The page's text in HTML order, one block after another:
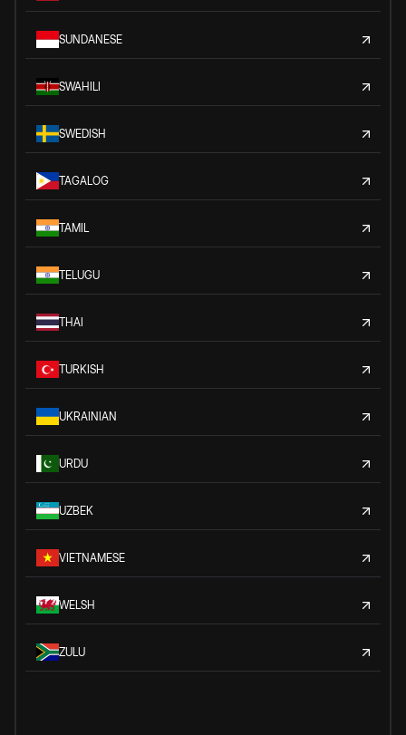
SUNDANESE
SWAHILI
SWEDISH
TAGALOG
TAMIL
TELUGU
THAI
TURKISH
UKRAINIAN
URDU
UZBEK
VIETNAMESE
WELSH
ZULU